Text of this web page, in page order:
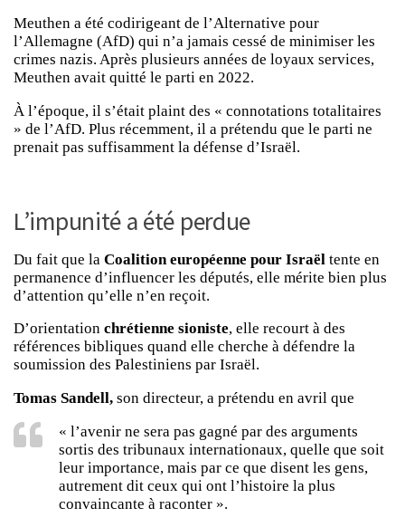
Meuthen a été codirigeant de l’Alternative pour
l’Allemagne (AfD) qui n’a jamais cessé de minimiser les
crimes nazis. Après plusieurs années de loyaux services,
Meuthen avait quitté le parti en 2022.
À l’époque, il s’était plaint des « connotations totalitaires
» de l’AfD. Plus récemment, il a prétendu que le parti ne
prenait pas suffisamment la défense d’Israël.
L’impunité a été perdue
Du fait que la Coalition européenne pour Israël tente en
permanence d’influencer les députés, elle mérite bien plus
d’attention qu’elle n’en reçoit.
D’orientation chrétienne sioniste, elle recourt à des
références bibliques quand elle cherche à défendre la
soumission des Palestiniens par Israël.
Tomas Sandell, son directeur, a prétendu en avril que
« l’avenir ne sera pas gagné par des arguments
sortis des tribunaux internationaux, quelle que soit
leur importance, mais par ce que disent les gens,
autrement dit ceux qui ont l’histoire la plus
convaincante à raconter ».